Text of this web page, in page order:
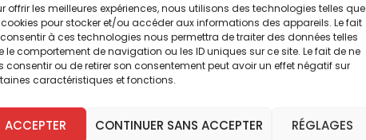
offrir les meilleures expériences, nous utilisons des technologies telles que
pour stocker et/ou accéder aux informations des appareils. Le fait
à ces technologies nous permettra de traiter des données telles
le comportement de navigation ou les ID uniques sur ce site. Le fait de ne
consentir ou de retirer son consentement peut avoir un effet négatif sur
caractéristiques et fonctions.
ACCEPTER CONTINUER SANS ACCEPTER RÉGLAGES
avec les acteurs du Planning familial
se sont rendues dans des centres de
se passe la prise en main des
est le plus souvent le terme ultime de